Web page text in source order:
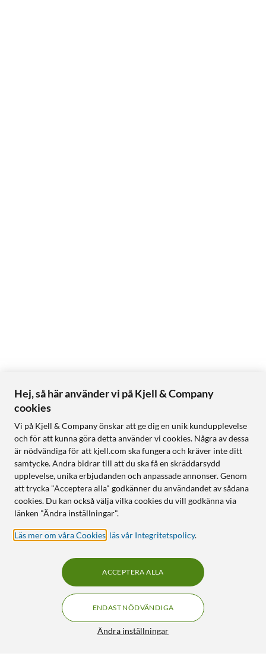
Hej, så här använder vi på Kjell & Company
cookies
Vi på Kjell & Company önskar att ge dig en unik kundupplevelse
och för att kunna göra detta använder vi cookies. Några av dessa
är nödvändiga för att kjell.com ska fungera och kräver inte ditt
samtycke. Andra bidrar till att du ska få en skräddarsydd
upplevelse, unika erbjudanden och anpassade annonser. Genom
att trycka "Acceptera alla" godkänner du användandet av sådana
cookies. Du kan också välja vilka cookies du vill godkänna via
länken "Ändra inställningar".
Läs mer om våra Cookies läs vår Integritetspolicy.
Ändra inställningar
ENDAST NÖDVÄNDIGA
ACCEPTERA ALLA